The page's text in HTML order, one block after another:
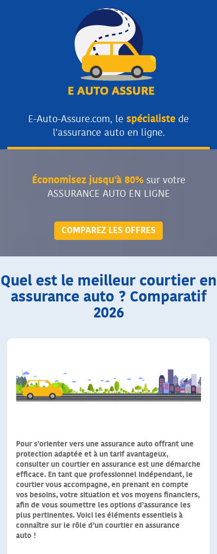
E-Auto-Assure.com, le spécialiste de
l'assurance auto en ligne.
Économisez jusqu'à 80% sur votre
ASSURANCE AUTO EN LIGNE
COMPAREZ LES OFFRES
Quel est le meilleur courtier en
assurance auto ? Comparatif
2026
Pour s’orienter vers une assurance auto offrant une
protection adaptée et à un tarif avantageux,
consulter un courtier en assurance est une démarche
efficace. En tant que professionnel indépendant, le
courtier vous accompagne, en prenant en compte
vos besoins, votre situation et vos moyens financiers,
afin de vous soumettre les options d’assurance les
plus pertinentes. Voici les éléments essentiels à
connaître sur le rôle d’un courtier en assurance
auto !